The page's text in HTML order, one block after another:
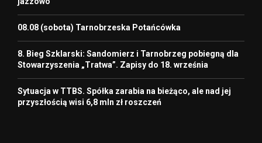
08.08 (sobota) Tarnobrzeska Potańcówka
8. Bieg Szklarski: Sandomierz i Tarnobrzeg pobiegną dla
Stowarzyszenia „Tratwa”. Zapisy do 18. września
Sytuacja w TTBS. Spółka zarabia na bieżąco, ale nad jej
przyszłością wisi 6,8 mln zł roszczeń